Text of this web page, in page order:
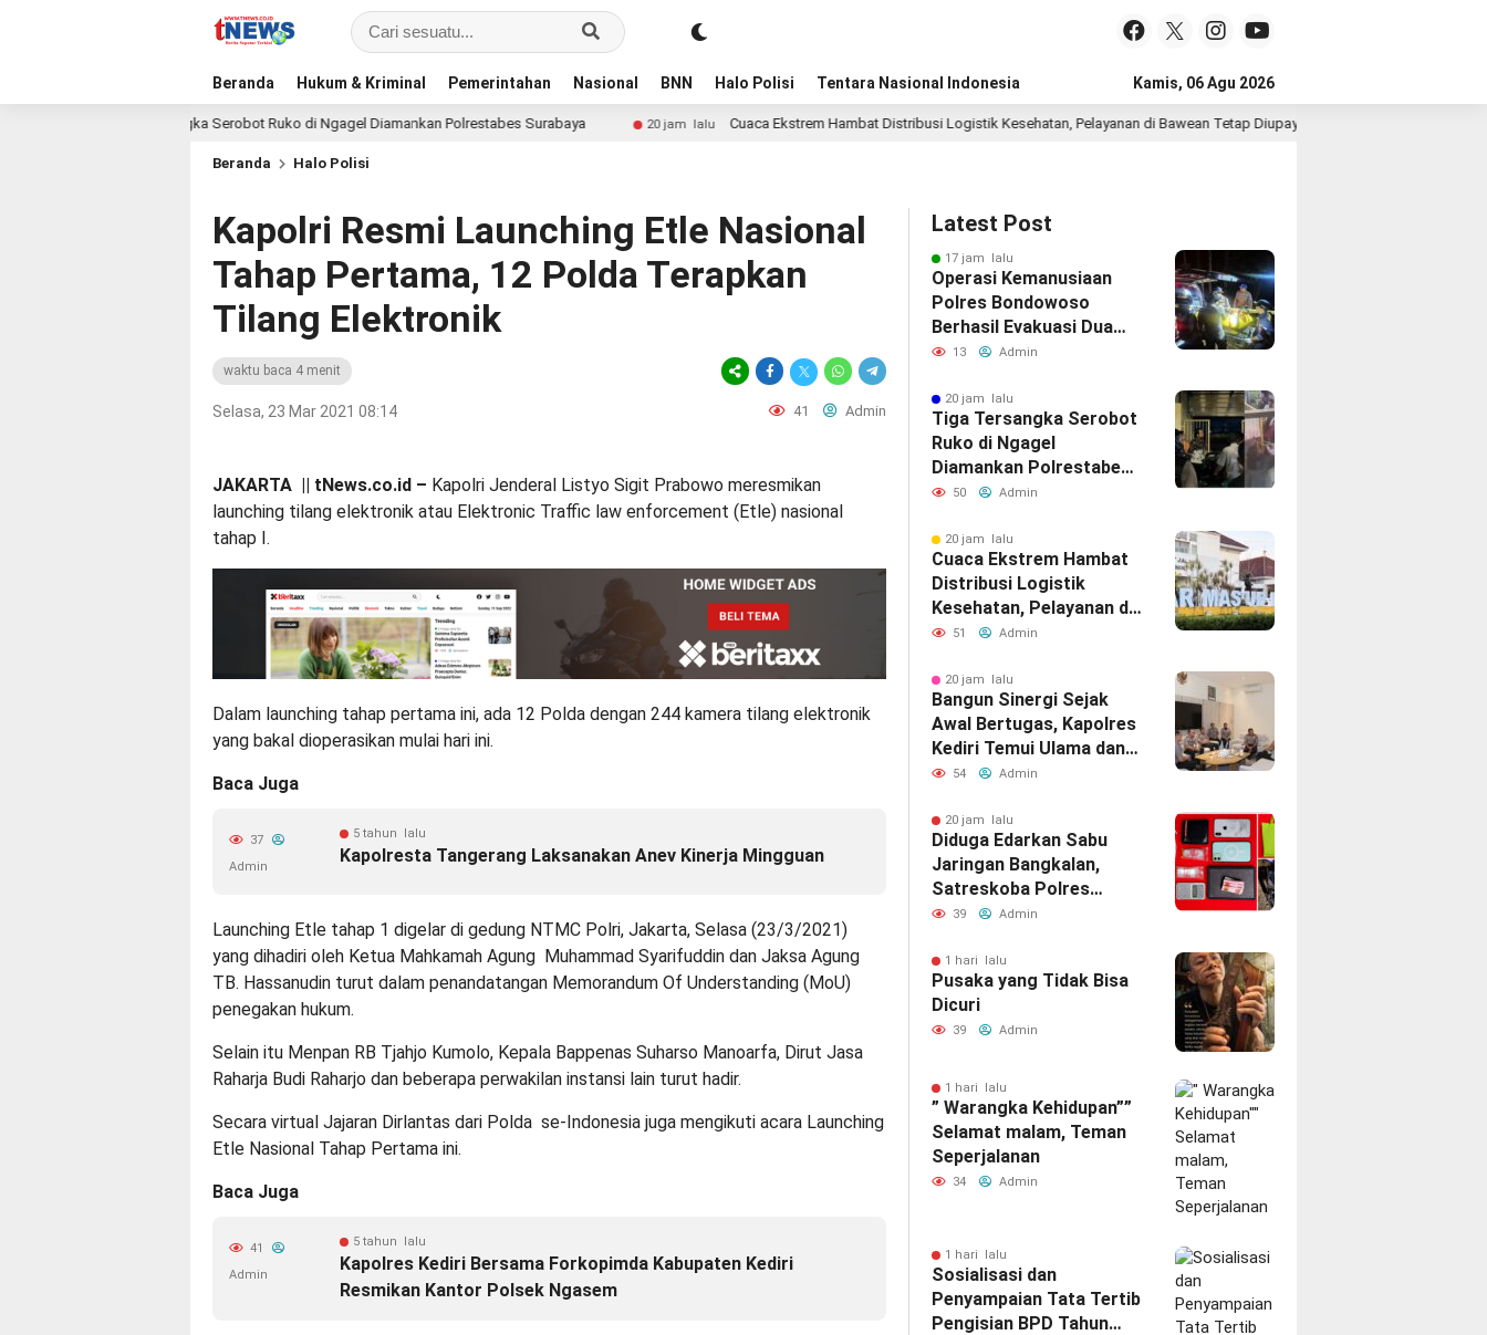
Beranda Hukum & Kriminal Pemerintahan Nasional BNN Halo Polisi Tentara Nasional Indonesia Kamis, 06 Agu 2026
Tiga Tersangka Serobot Ruko di Ngagel Diamankan Polrestabes Surabaya 20 jam lalu Cuaca Ekstrem Hambat Distribusi Logistik Kesehatan, Pelayanan di Bawean Tetap Diupayakan 20 jam lalu
Beranda Halo Polisi
Kapolri Resmi Launching Etle Nasional
Tahap Pertama, 12 Polda Terapkan
Tilang Elektronik
waktu baca 4 menit
Selasa, 23 Mar 2021 08:14 41 Admin
JAKARTA || tNews.co.id – Kapolri Jenderal Listyo Sigit Prabowo meresmikan
launching tilang elektronik atau Elektronic Traffic law enforcement (Etle) nasional
tahap I.
Dalam launching tahap pertama ini, ada 12 Polda dengan 244 kamera tilang elektronik
yang bakal dioperasikan mulai hari ini.
Baca Juga
5 tahun lalu
Kapolresta Tangerang Laksanakan Anev Kinerja Mingguan
37
Admin
Launching Etle tahap 1 digelar di gedung NTMC Polri, Jakarta, Selasa (23/3/2021)
yang dihadiri oleh Ketua Mahkamah Agung Muhammad Syarifuddin dan Jaksa Agung
TB. Hassanudin turut dalam penandatangan Memorandum Of Understanding (MoU)
penegakan hukum.
Selain itu Menpan RB Tjahjo Kumolo, Kepala Bappenas Suharso Manoarfa, Dirut Jasa
Raharja Budi Raharjo dan beberapa perwakilan instansi lain turut hadir.
Secara virtual Jajaran Dirlantas dari Polda se-Indonesia juga mengikuti acara Launching
Etle Nasional Tahap Pertama ini.
Baca Juga
5 tahun lalu
Kapolres Kediri Bersama Forkopimda Kabupaten Kediri
Resmikan Kantor Polsek Ngasem
41
Admin
Latest Post
17 jam lalu
Operasi Kemanusiaan
Polres Bondowoso
Berhasil Evakuasi Dua
Jenazah di Gunung
13 Admin
20 jam lalu
Tiga Tersangka Serobot
Ruko di Ngagel
Diamankan Polrestabes
Surabaya
50 Admin
20 jam lalu
Cuaca Ekstrem Hambat
Distribusi Logistik
Kesehatan, Pelayanan di
Bawean Tetap
51 Admin
20 jam lalu
Bangun Sinergi Sejak
Awal Bertugas, Kapolres
Kediri Temui Ulama dan
Bupati
54 Admin
20 jam lalu
Diduga Edarkan Sabu
Jaringan Bangkalan,
Satreskoba Polres
Gresik Tangkap Oknum
Gresik
39 Admin
1 hari lalu
Pusaka yang Tidak Bisa
Dicuri
39 Admin
1 hari lalu
” Warangka Kehidupan””
Selamat malam, Teman
Seperjalanan
34 Admin
1 hari lalu
Sosialisasi dan
Penyampaian Tata Tertib
Pengisian BPD Tahun